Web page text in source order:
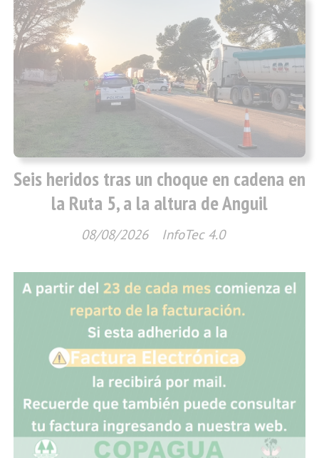
Seis heridos tras un choque en cadena en
la Ruta 5, a la altura de Anguil
InfoTec 4.0
08/08/2026